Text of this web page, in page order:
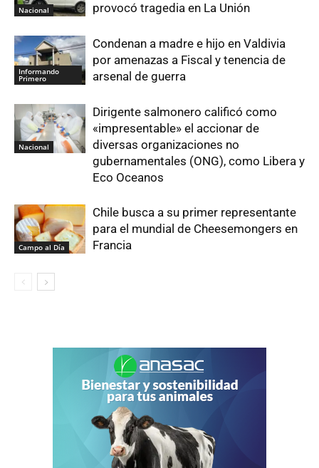
Nacional
provocó tragedia en La Unión
Informando
Primero
Condenan a madre e hijo en Valdivia
por amenazas a Fiscal y tenencia de
arsenal de guerra
Nacional
Dirigente salmonero calificó como
«impresentable» el accionar de
diversas organizaciones no
gubernamentales (ONG), como Libera y
Eco Oceanos
Campo al Día
Chile busca a su primer representante
para el mundial de Cheesemongers en
Francia